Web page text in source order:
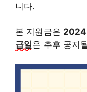
니다.
본 지원금은 2024
급일은 추후 공지